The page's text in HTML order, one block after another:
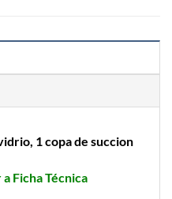
1 copa de succion
a Ficha Técnica